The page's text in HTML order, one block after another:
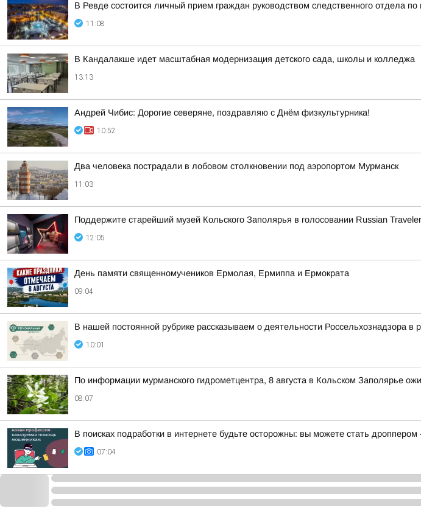
В Ревде состоится личный прием граждан руководством следственного отдела по
11:08
В Кандалакше идет масштабная модернизация детского сада, школы и колледжа
13:13
Андрей Чибис: Дорогие северяне, поздравляю с Днём физкультурника!
10:52
Два человека пострадали в лобовом столкновении под аэропортом Мурманск
11:03
Поддержите старейший музей Кольского Заполярья в голосовании Russian
12:05
День памяти священномучеников Ермолая, Ермиппа и Ермократа
09:04
В нашей постоянной рубрике рассказываем о деятельности Россельхознадзора в
10:01
По информации мурманского гидрометцентра, 8 августа в Кольском Заполярье
08:07
В поисках подработки в интернете будьте осторожны: вы можете стать
07:04